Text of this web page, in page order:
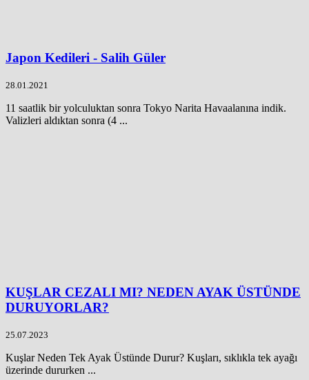
Japon Kedileri - Salih Güler
28.01.2021
11 saatlik bir yolculuktan sonra Tokyo Narita Havaalanına indik.
Valizleri aldıktan sonra (4 ...
KUŞLAR CEZALI MI? NEDEN AYAK ÜSTÜNDE
DURUYORLAR?
25.07.2023
Kuşlar Neden Tek Ayak Üstünde Durur? Kuşları, sıklıkla tek ayağı
üzerinde dururken ...